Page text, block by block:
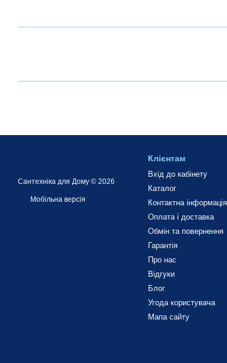
Сантехніка для Дому © 2026
Мобільна версія
Клієнтам
Вхід до кабінету
Каталог
Контактна інформація
Оплата і доставка
Обмін та повернення
Гарантія
Про нас
Відгуки
Блог
Угода користувача
Мапа сайту